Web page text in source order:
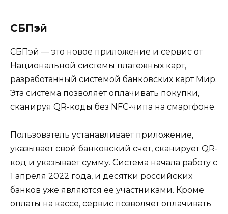
СБПэй
СБПэй — это новое приложение и сервис от
Национальной системы платежных карт,
разработанный системой банковских карт Мир.
Эта система позволяет оплачивать покупки,
сканируя QR-коды без NFC-чипа на смартфоне.
Пользователь устанавливает приложение,
указывает свой банковский счет, сканирует QR-
код и указывает сумму. Система начала работу с
1 апреля 2022 года, и десятки российских
банков уже являются ее участниками. Кроме
оплаты на кассе, сервис позволяет оплачивать